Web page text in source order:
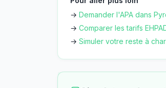
→ Demander l'APA dans
→ Comparer les tarifs
→ Simuler votre reste à